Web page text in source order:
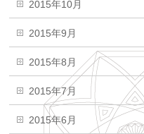
2015年10月
2015年9月
2015年8月
2015年7月
2015年6月